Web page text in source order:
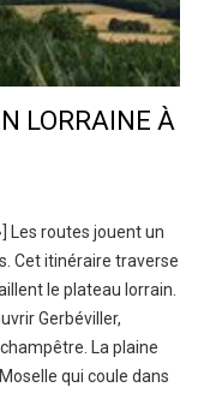
LORRAINE À
Les routes jouent un
Cet itinéraire traverse
le plateau lorrain.
Gerbéviller,
La plaine
qui coule dans